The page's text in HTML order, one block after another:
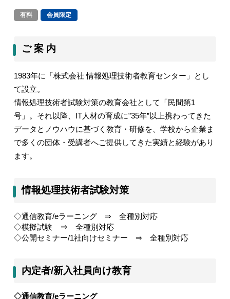
有料 会員限定
ご 案 内
1983年に「株式会社 情報処理技術者教育センター」とし
て設立。
情報処理技術者試験対策の教育会社として「民間第1
号」。それ以降、IT人材の育成に”35年”以上携わってきた
データとノウハウに基づく教育・研修を、学校から企業ま
で多くの団体・受講者へご提供してきた実績と経験があり
ます。
情報処理技術者試験対策
◇通信教育/eラーニング ⇒ 全種別対応
◇模擬試験 ⇒ 全種別対応
◇公開セミナー/1社向けセミナー ⇒ 全種別対応
内定者/新入社員向け教育
◇通信教育/eラーニング